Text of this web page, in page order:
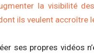
la visibilité
ils veulent accroître
ses propres vidéos